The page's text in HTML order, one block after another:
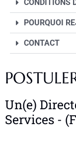
CONDITIONS
POURQUOI
CONTACT
Un(e)
Services -